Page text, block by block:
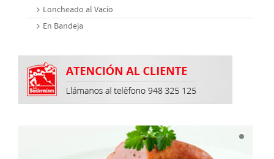
Loncheado al Vacío
En Bandeja